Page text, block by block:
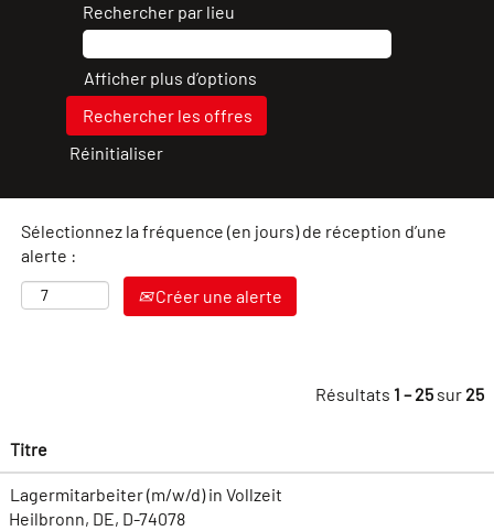
recherche
Brands
Rechercher par lieu
Afficher plus d’options
Réinitialiser
Sélectionnez la fréquence (en jours) de réception d’une
alerte :
Créer une alerte
Résultats 1 – 25 sur 25
Titre
Lagermitarbeiter (m/w/d) in Vollzeit
Heilbronn, DE, D-74078